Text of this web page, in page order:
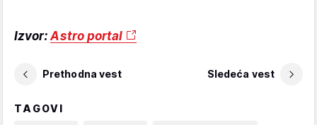
Izvor: Astro portal
Prethodna vest Sledeća vest
TAGOVI